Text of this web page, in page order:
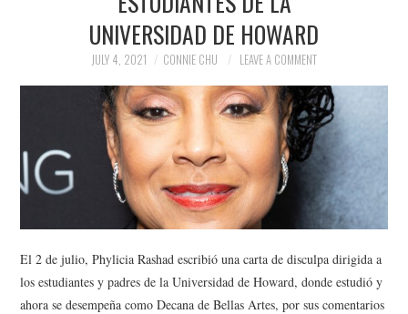
UNIVERSIDAD DE HOWARD
JULY 4, 2021 CONNIE CHU LEAVE A COMMENT
El 2 de julio, Phylicia Rashad escribió una carta de disculpa dirigida a
los estudiantes y padres de la Universidad de Howard, donde estudió y
ahora se desempeña como Decana de Bellas Artes, por sus comentarios